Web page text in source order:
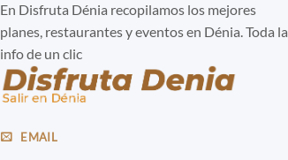
En Disfruta Dénia recopilamos los mejores
planes, restaurantes y eventos en Dénia. Toda la
info de un clic
EMAIL